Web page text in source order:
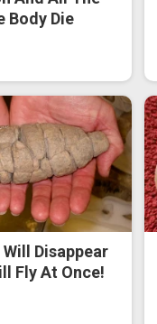
Body Die
Disappear
Fly At Once!